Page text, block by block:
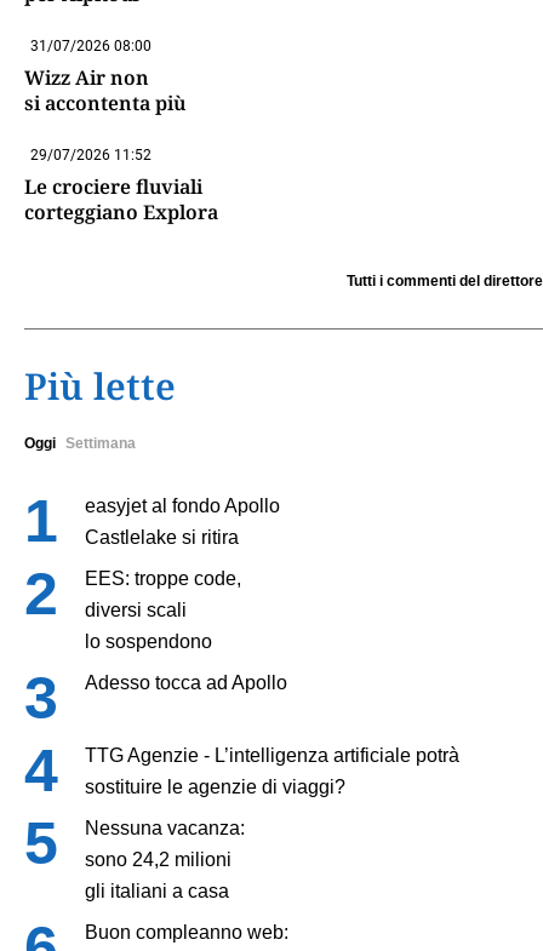
31/07/2026 08:00
Wizz Air non
si accontenta più
29/07/2026 11:52
Le crociere fluviali
corteggiano Explora
Tutti i commenti del direttore
Più lette
Oggi Settimana
easyjet al fondo Apollo
Castlelake si ritira
EES: troppe code,
diversi scali
lo sospendono
Adesso tocca ad Apollo
TTG Agenzie - L’intelligenza artificiale potrà
sostituire le agenzie di viaggi?
Nessuna vacanza:
sono 24,2 milioni
gli italiani a casa
Buon compleanno web: